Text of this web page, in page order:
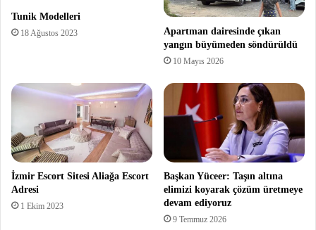
Tunik Modelleri
18 Ağustos 2023
Apartman dairesinde çıkan
yangın büyümeden söndürüldü
10 Mayıs 2026
İzmir Escort Sitesi Aliağa Escort
Adresi
1 Ekim 2023
Başkan Yüceer: Taşın altına
elimizi koyarak çözüm üretmeye
devam ediyoruz
9 Temmuz 2026